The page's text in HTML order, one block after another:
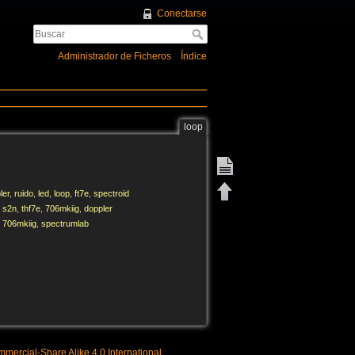
Conectarse
Administrador de Ficheros Índice
loop
, ruido led loop ft7e spectroid
s2n thf7e 706mkiig doppler
706mkiig spectrumlab